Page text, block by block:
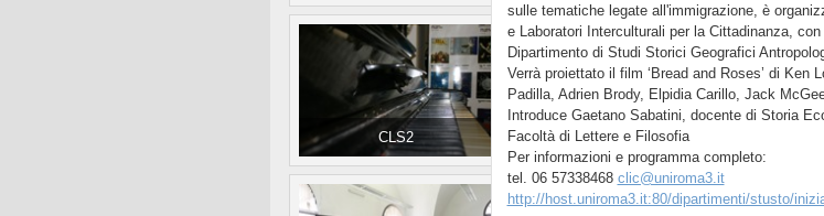
CLS2
sulle tematiche legate all'immigrazione, è
e Laboratori Interculturali per la Cittadinanza,
Dipartimento di Studi Storici Geografici
Verrà proiettato il film ‘Bread and Roses’ di Ken
Padilla, Adrien Brody, Elpidia Carillo, Jack
Introduce Gaetano Sabatini, docente di Storia
Facoltà di Lettere e Filosofia
Per informazioni e programma completo:
tel. 06 57338468 clic@uniroma3.it
http://host.uniroma3.it:80/dipartimenti/stusto/